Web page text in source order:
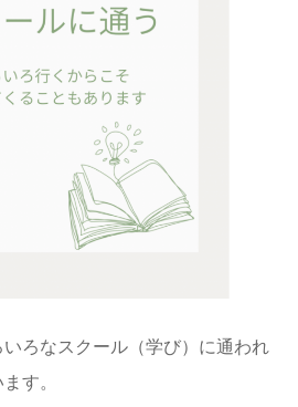
ろなスクール（学び）に通われ
す。